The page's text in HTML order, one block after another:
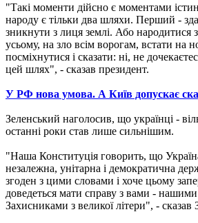
"Такі моменти дійсно є моментами
народу є тільки два шляхи. Перший -
зникнути з лиця землі. Або народитися
усьому, на зло всім ворогам, встати на
посміхнутися і сказати: ні, не
цей шлях", - сказав президент.
У РФ нова умова. А Київ допускає
Зеленський наголосив, що українці -
останні роки став лише сильнішим.
"Наша Конституція говорить, що
незалежна, унітарна і демократична
згоден з цими словами і хоче цьому
доведеться мати справу з вами -
Захисниками з великої літери", - сказав